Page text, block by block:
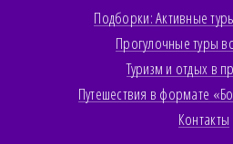
Подборки: Активные
Прогулочные туры
Туризм и отдых в
Путешествия в формате
Контакты